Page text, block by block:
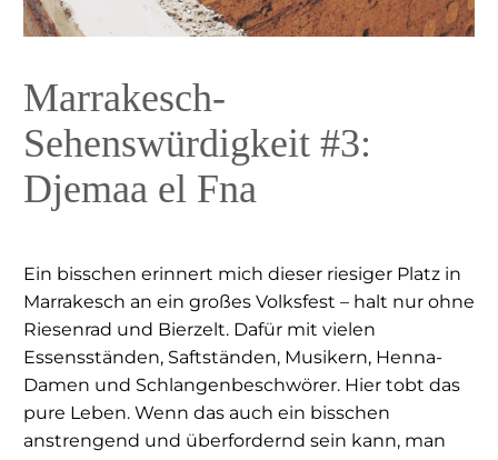
Marrakesch-
Sehenswürdigkeit #3:
Djemaa el Fna
Ein bisschen erinnert mich dieser riesiger Platz in
Marrakesch an ein großes Volksfest – halt nur ohne
Riesenrad und Bierzelt. Dafür mit vielen
Essensständen, Saftständen, Musikern, Henna-
Damen und Schlangenbeschwörer. Hier tobt das
pure Leben. Wenn das auch ein bisschen
anstrengend und überfordernd sein kann, man